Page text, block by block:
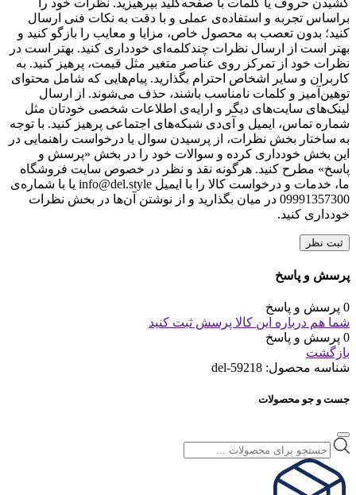
کشیدن حروف یا کلمات با صفحه‌کلید بپرهیزید. نظرات خود را
براساس تجربه و استفاده‌ی عملی و با دقت به نکات فنی ارسال
کنید؛ بدون تعصب به محصول خاص، مزایا و معایب را بازگو کنید و
بهتر است از ارسال نظرات چندکلمه‌‌ای خودداری کنید. بهتر است در
نظرات خود از تمرکز روی عناصر متغیر مثل قیمت، پرهیز کنید. به
کاربران و سایر اشخاص احترام بگذارید. پیام‌هایی که شامل محتوای
توهین‌آمیز و کلمات نامناسب باشند، حذف می‌شوند. از ارسال
لینک‌های سایت‌های دیگر و ارایه‌ی اطلاعات شخصی خودتان مثل
شماره تماس، ایمیل و آی‌دی شبکه‌های اجتماعی پرهیز کنید. با توجه
به ساختار بخش نظرات، از پرسیدن سوال یا درخواست راهنمایی در
این بخش خودداری کرده و سوالات خود را در بخش «پرسش و
پاسخ» مطرح کنید. هرگونه نقد و نظر در خصوص سایت فروشگاه
ما، خدمات و درخواست کالا را با ایمیل info@del.style یا با شماره‌ی
09991357300 در میان بگذارید و از نوشتن آن‌ها در بخش نظرات
خودداری کنید.
ثبت نظر
پرسش و پاسخ
0 پرسش و پاسخ
شما هم درباره این کالا پرسش ثبت کنید
0 پرسش و پاسخ
بازگشت
شناسه محصول: del-59218
جست و جو محصولات
جستجوی
محصولات